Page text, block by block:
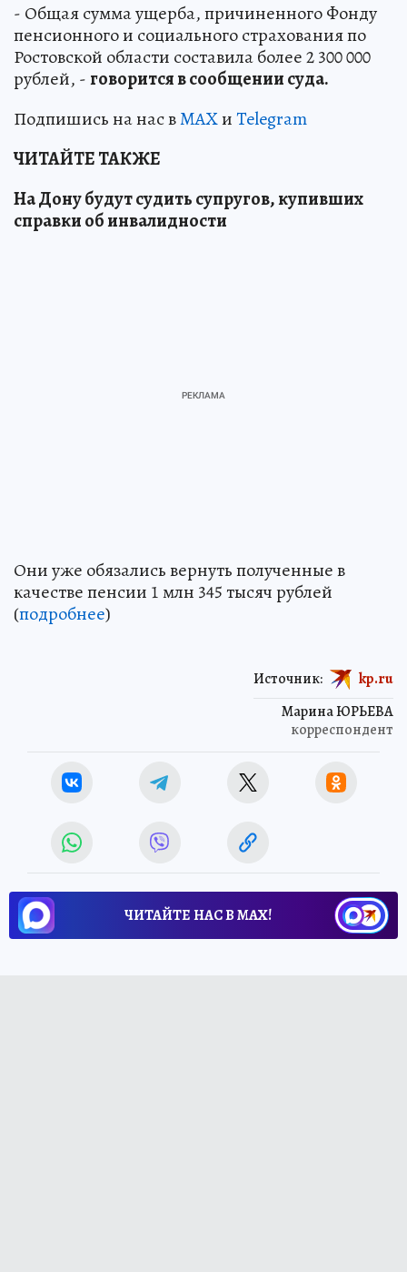
- Общая сумма ущерба, причиненного Фонду
пенсионного и социального страхования по
Ростовской области составила более 2 300 000
рублей, -говорится в сообщении суда.
Подпишись на нас вMAXиTelegram
ЧИТАЙТЕ ТАКЖЕ
На Дону будут судить супругов, купивших
справки об инвалидности
Они уже обязались вернуть полученные в
качестве пенсии 1 млн 345 тысяч рублей
(подробнее)
Марина ЮРЬЕВА
корреспондент
Источник: kp.ru
ЧИТАЙТЕ НАС В МАХ!